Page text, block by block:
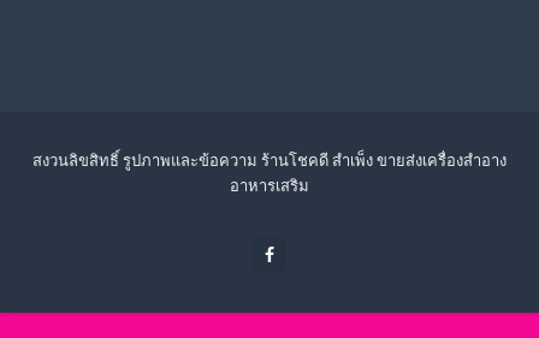
สงวนลิขสิทธิ์ รูปภาพและข้อความ ร้านโชคดี สำเพ็ง ขายส่งเครื่องสำอาง
อาหารเสริม